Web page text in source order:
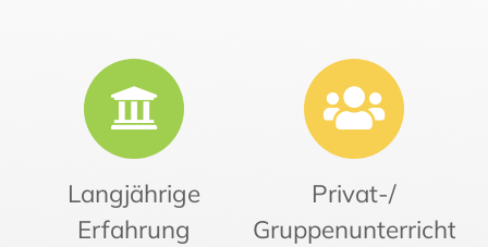
Langjährige
Erfahrung
Privat-/
Gruppenunterricht